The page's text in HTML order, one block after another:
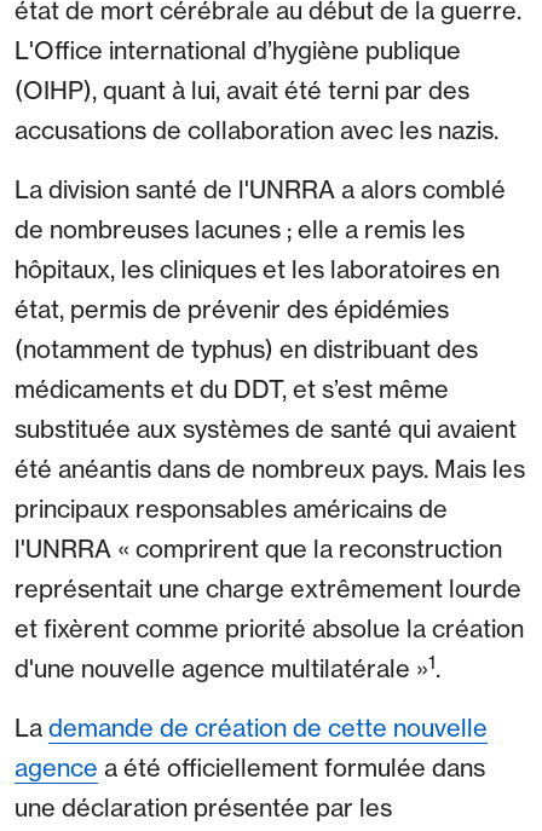
état de mort cérébrale au début de la guerre.
L'Office international d’hygiène publique
(OIHP), quant à lui, avait été terni par des
accusations de collaboration avec les nazis.
La division santé de l'UNRRA a alors comblé
de nombreuses lacunes ; elle a remis les
hôpitaux, les cliniques et les laboratoires en
état, permis de prévenir des épidémies
(notamment de typhus) en distribuant des
médicaments et du DDT, et s’est même
substituée aux systèmes de santé qui avaient
été anéantis dans de nombreux pays. Mais les
principaux responsables américains de
l'UNRRA « comprirent que la reconstruction
représentait une charge extrêmement lourde
et fixèrent comme priorité absolue la création
d'une nouvelle agence multilatérale »1.
La demande de création de cette nouvelle
agence a été officiellement formulée dans
une déclaration présentée par les